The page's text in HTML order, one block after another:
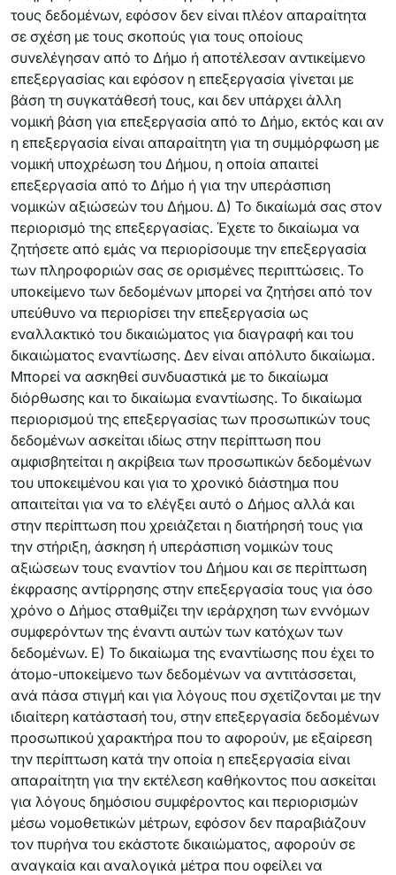
τους δεδομένων, εφόσον δεν είναι πλέον απαραίτητα
σε σχέση με τους σκοπούς για τους οποίους
συνελέγησαν από το Δήμο ή αποτέλεσαν αντικείμενο
επεξεργασίας και εφόσον η επεξεργασία γίνεται με
βάση τη συγκατάθεσή τους, και δεν υπάρχει άλλη
νομική βάση για επεξεργασία από το Δήμο, εκτός και αν
η επεξεργασία είναι απαραίτητη για τη συμμόρφωση με
νομική υποχρέωση του Δήμου, η οποία απαιτεί
επεξεργασία από το Δήμο ή για την υπεράσπιση
νομικών αξιώσεών του Δήμου. Δ) Το δικαίωμά σας στον
περιορισμό της επεξεργασίας. Έχετε το δικαίωμα να
ζητήσετε από εμάς να περιορίσουμε την επεξεργασία
των πληροφοριών σας σε ορισμένες περιπτώσεις. Το
υποκείμενο των δεδομένων μπορεί να ζητήσει από τον
υπεύθυνο να περιορίσει την επεξεργασία ως
εναλλακτικό του δικαιώματος για διαγραφή και του
δικαιώματος εναντίωσης. Δεν είναι απόλυτο δικαίωμα.
Μπορεί να ασκηθεί συνδυαστικά με το δικαίωμα
διόρθωσης και το δικαίωμα εναντίωσης. Το δικαίωμα
περιορισμού της επεξεργασίας των προσωπικών τους
δεδομένων ασκείται ιδίως στην περίπτωση που
αμφισβητείται η ακρίβεια των προσωπικών δεδομένων
του υποκειμένου και για το χρονικό διάστημα που
απαιτείται για να το ελέγξει αυτό ο Δήμος αλλά και
στην περίπτωση που χρειάζεται η διατήρησή τους για
την στήριξη, άσκηση ή υπεράσπιση νομικών τους
αξιώσεων τους εναντίον του Δήμου και σε περίπτωση
έκφρασης αντίρρησης στην επεξεργασία τους για όσο
χρόνο ο Δήμος σταθμίζει την ιεράρχηση των εννόμων
συμφερόντων της έναντι αυτών των κατόχων των
δεδομένων. Ε) Το δικαίωμα της εναντίωσης που έχει το
άτομο-υποκείμενο των δεδομένων να αντιτάσσεται,
ανά πάσα στιγμή και για λόγους που σχετίζονται με την
ιδιαίτερη κατάστασή του, στην επεξεργασία δεδομένων
προσωπικού χαρακτήρα που το αφορούν, με εξαίρεση
την περίπτωση κατά την οποία η επεξεργασία είναι
απαραίτητη για την εκτέλεση καθήκοντος που ασκείται
για λόγους δημόσιου συμφέροντος και περιορισμών
μέσω νομοθετικών μέτρων, εφόσον δεν παραβιάζουν
τον πυρήνα του εκάστοτε δικαιώματος, αφορούν σε
αναγκαία και αναλογικά μέτρα που οφείλει να